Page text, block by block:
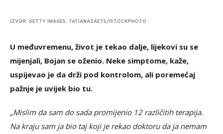
IZVOR: GETTY IMAGES, TATIANAZAETS/ISTOCKPHOTO
U međuvremenu, život je tekao dalje, lijekovi su se
mijenjali, Bojan se oženio. Neke simptome, kaže,
uspijevao je da drži pod kontrolom, ali poremećaj
pažnje je uvijek bio tu.
„Mislim da sam do sada promijenio 12 različitih terapija.
Na kraju sam ja bio taj koji je rekao doktoru da ja nemam